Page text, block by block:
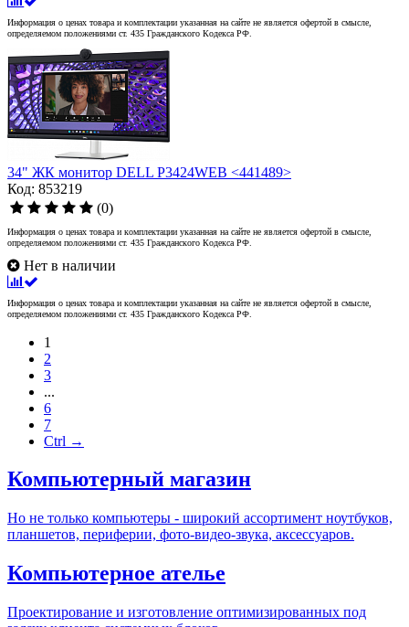
Информация о ценах товара и комплектации указанная на сайте не является офертой в смысле,
определяемом положениями ст. 435 Гражданского Кодекса РФ.
34" ЖК монитор DELL P3424WEB <441489>
Код: 853219
(0)
Информация о ценах товара и комплектации указанная на сайте не является офертой в смысле,
определяемом положениями ст. 435 Гражданского Кодекса РФ.
Нет в наличии
Информация о ценах товара и комплектации указанная на сайте не является офертой в смысле,
определяемом положениями ст. 435 Гражданского Кодекса РФ.
1
2
3
...
6
7
Ctrl →
Компьютерный магазин
Но не только компьютеры - широкий ассортимент ноутбуков,
планшетов, периферии, фото-видео-звука, аксессуаров.
Компьютерное ателье
Проектирование и изготовление оптимизированных под